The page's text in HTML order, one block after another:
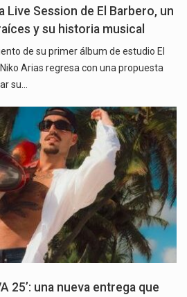
Live Session de El Barbero, un
y su historia musical
de su primer álbum de estudio El
Arias regresa con una propuesta
su…
25’: una nueva entrega que